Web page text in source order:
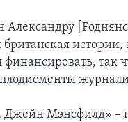
Александру
британская
так
Мэнсфилд» –